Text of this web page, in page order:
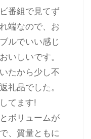
番組で見てず
端なので、お
ルでいい感じ
いしいです。
たから少し不
礼品でした。
てます!
ボリュームが
、質量ともに